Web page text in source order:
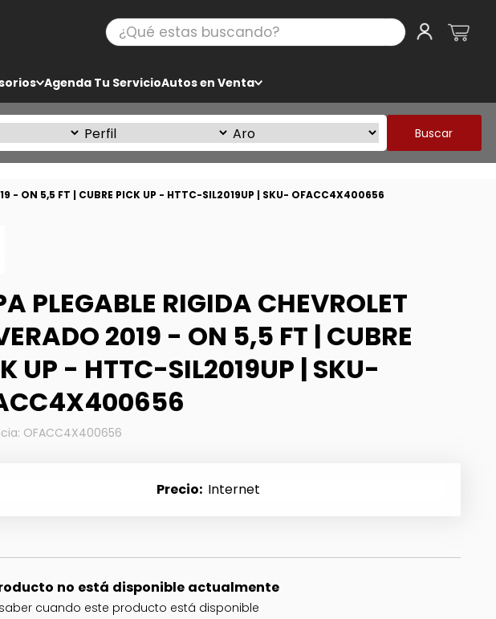
¿Qué estas buscando?
Agenda Tu ServicioAutos en Venta
Buscar
- ON 5,5 FT | CUBRE PICK UP - HTTC-SIL2019UP | SKU- OFACC4X400656
PLEGABLE RIGIDA CHEVROLET
2019 - ON 5,5 FT | CUBRE
UP - HTTC-SIL2019UP | SKU-
: OFACC4X400656
Precio Internet
no está disponible actualmente
cuando este producto está disponible